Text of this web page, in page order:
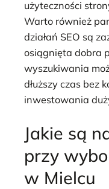
użyteczności
Warto również
działań SEO są
osiągnięta dobra
wyszukiwania
dłuższy czas bez
inwestowania
Jakie są
przy
w Mielcu